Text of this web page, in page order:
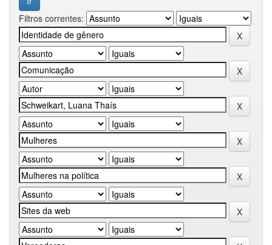
Filtros correntes: